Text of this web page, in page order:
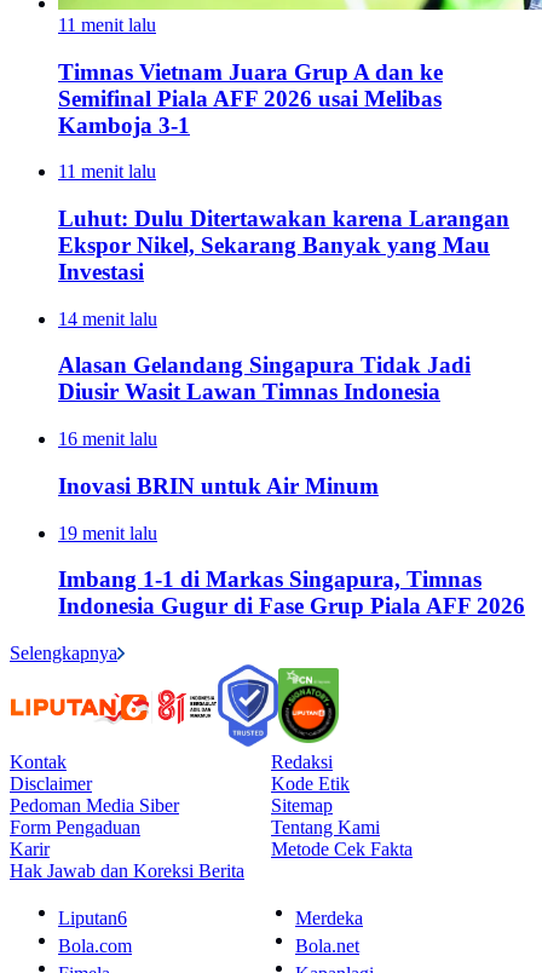
11 menit lalu
Timnas Vietnam Juara Grup A dan ke
Semifinal Piala AFF 2026 usai Melibas
Kamboja 3-1
11 menit lalu
Luhut: Dulu Ditertawakan karena Larangan
Ekspor Nikel, Sekarang Banyak yang Mau
Investasi
14 menit lalu
Alasan Gelandang Singapura Tidak Jadi
Diusir Wasit Lawan Timnas Indonesia
16 menit lalu
Inovasi BRIN untuk Air Minum
19 menit lalu
Imbang 1-1 di Markas Singapura, Timnas
Indonesia Gugur di Fase Grup Piala AFF 2026
Selengkapnya
Kontak
Redaksi
Disclaimer
Kode Etik
Pedoman Media Siber
Sitemap
Form Pengaduan
Tentang Kami
Karir
Metode Cek Fakta
Hak Jawab dan Koreksi Berita
Liputan6
Merdeka
Bola.com
Bola.net